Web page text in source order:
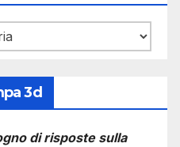
3d
di risposte sulla